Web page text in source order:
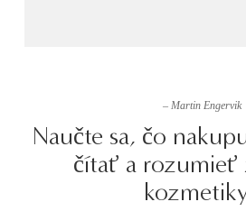
– Martin Engervik
Naučte sa, čo
čítať a rozumieť